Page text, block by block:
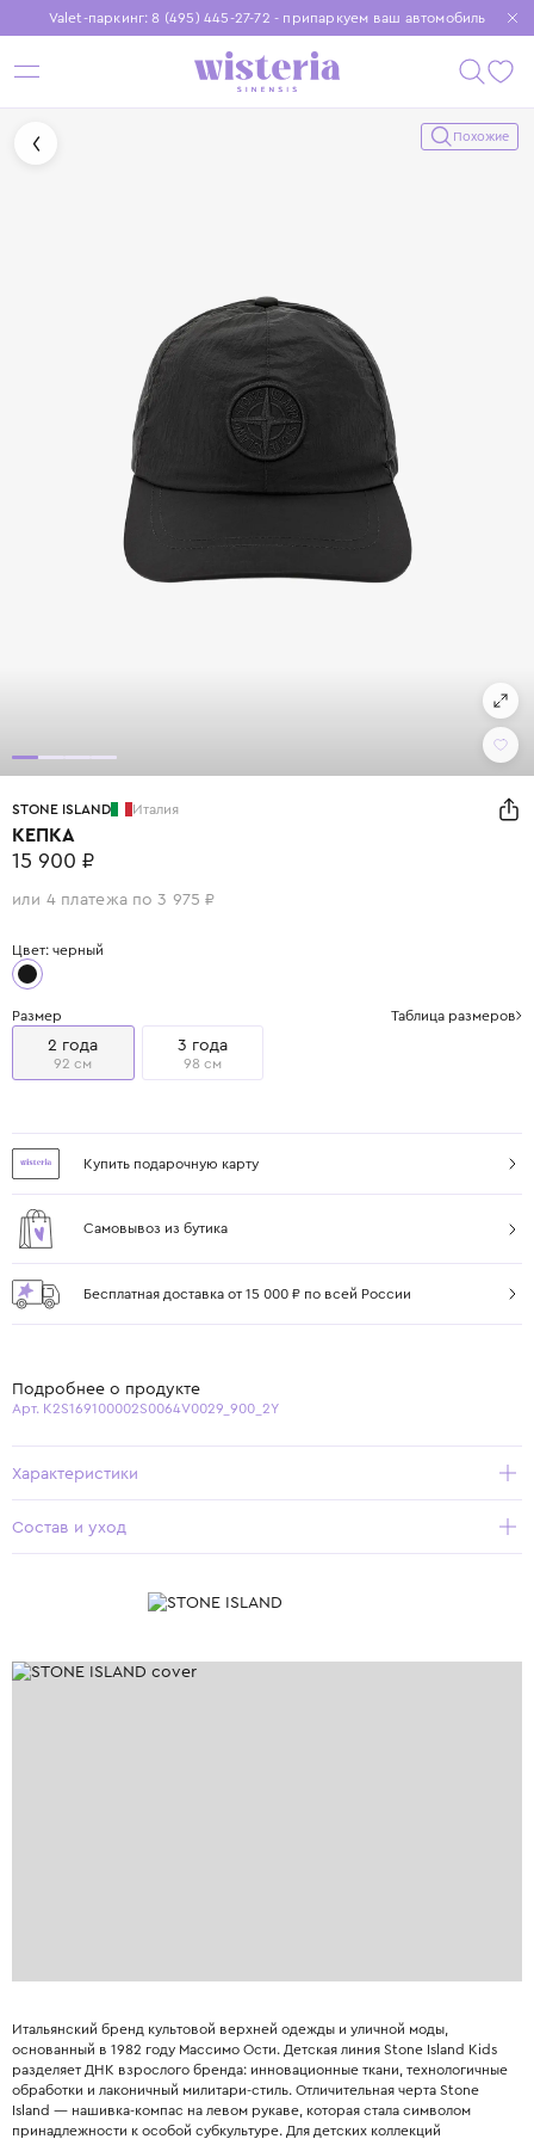
Valet-паркинг: 8 (495) 445-27-72 - припаркуем ваш автомобиль
Бесплатная доставка при заказе от 15 000 ₽
Установите приложение, чтобы покупки были еще удобнее
Похожие
STONE ISLAND Италия
КЕПКА
15 900 ₽
или 4 платежа по 3 975 ₽
Цвет: черный
Размер Таблица размеров
2 года
92 см
3 года
98 см
Купить подарочную карту
Самовывоз из бутика
Бесплатная доставка от 15 000 ₽ по всей России
Подробнее о продукте
Арт. K2S169100002S0064V0029_900_2Y
Характеристики
Состав и уход
Итальянский бренд культовой верхней одежды и уличной моды,
основанный в 1982 году Массимо Ости. Детская линия Stone Island Kids
разделяет ДНК взрослого бренда: инновационные ткани, технологичные
обработки и лаконичный милитари-стиль. Отличительная черта Stone
Island — нашивка-компас на левом рукаве, которая стала символом
принадлежности к особой субкультуре. Для детских коллекций